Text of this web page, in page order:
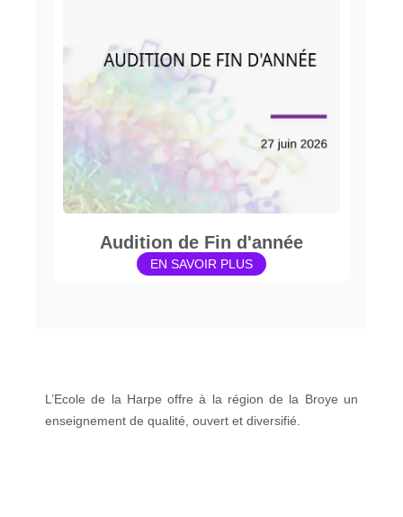
Audition de Fin d'année
EN SAVOIR PLUS
L’Ecole de la Harpe offre à la région de la Broye un
enseignement de qualité, ouvert et diversifié.